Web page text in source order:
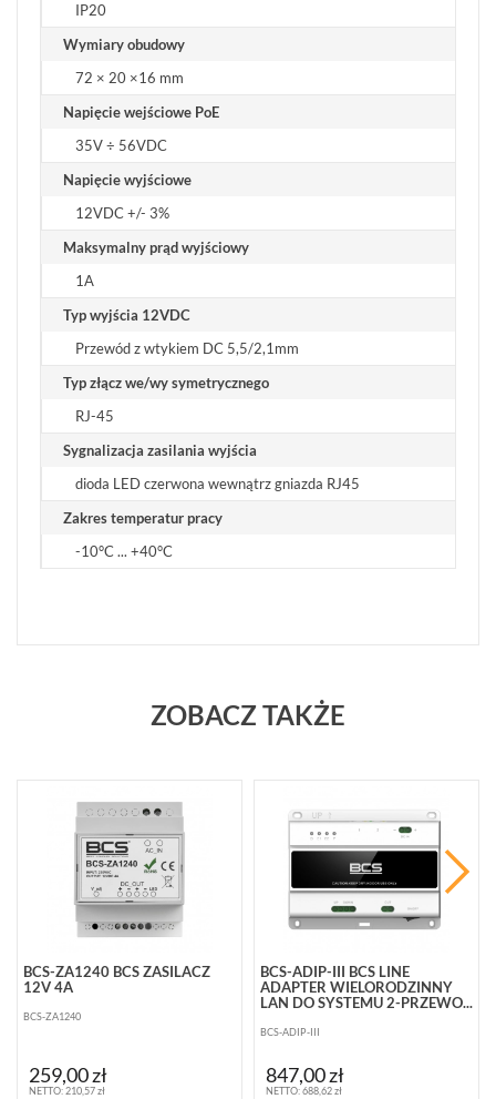
IP20
Wymiary obudowy
72 × 20 ×16 mm
Napięcie wejściowe PoE
35V ÷ 56VDC
Napięcie wyjściowe
12VDC +/- 3%
Maksymalny prąd wyjściowy
1A
Typ wyjścia 12VDC
Przewód z wtykiem DC 5,5/2,1mm
Typ złącz we/wy symetrycznego
RJ-45
Sygnalizacja zasilania wyjścia
dioda LED czerwona wewnątrz gniazda RJ45
Zakres temperatur pracy
-10°C ... +40°C
ZOBACZ TAKŻE
BCS-ZA1240 BCS ZASILACZ
12V 4A
BCS-ZA1240
259,00 zł
NETTO: 210,57 zł
BCS-ADIP-III BCS LINE
ADAPTER WIELORODZINNY
LAN DO SYSTEMU 2-PRZEWO...
BCS-ADIP-III
847,00 zł
NETTO: 688,62 zł